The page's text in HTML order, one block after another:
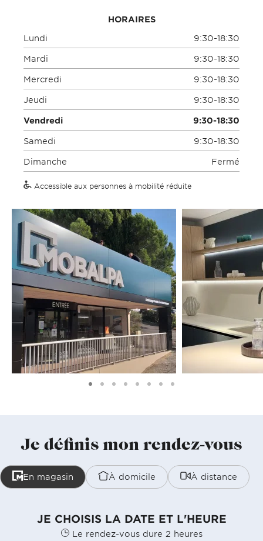
HORAIRES
Lundi
9:30-18:30
Mardi 9:30-18:30
Mercredi 9:30-18:30
Jeudi 9:30-18:30
Vendredi 9:30-18:30
Samedi 9:30-18:30
Dimanche Fermé
Accessible aux personnes à mobilité réduite
Je définis mon rendez-vous
En magasin À domicile À distance
JE CHOISIS LA DATE ET L'HEURE
Le rendez-vous dure 2 heures